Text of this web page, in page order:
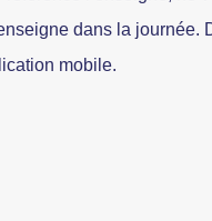
dans la
mobile.